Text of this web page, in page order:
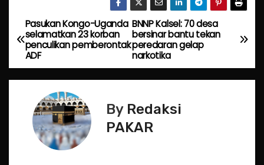
P
o
s
BNNP Kalsel: 70 desa
bersinar bantu tekan
peredaran gelap
narkotika
Pasukan Kongo-Uganda
selamatkan 23 korban
penculikan pemberontak
ADF
By Redaksi
PAKAR